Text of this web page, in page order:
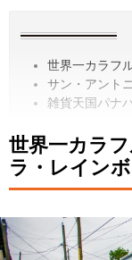
世界一カラフ
サン・アント
雑貨天国パナ
世界一カラ
ラ・レイン